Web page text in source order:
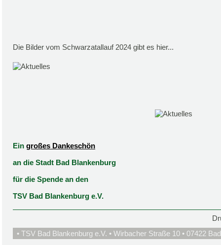
Die Bilder vom Schwarzatallauf 2024 gibt es hier...
Ein großes Dankeschön
an die Stadt Bad Blankenburg
für die Spende an den
TSV Bad Blankenburg e.V.
• TSV Bad Blankenburg e.V. • Wirbacher Straße 10 • 07422